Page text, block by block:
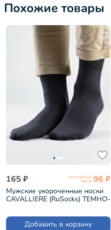
Похожие товары
25
27
29
31
165 ₽ по клубной
карте 96 ₽
Мужские укороченные носки
CAVALLIERE (RuSocks) ТЕМНО-
Добавить в корзину